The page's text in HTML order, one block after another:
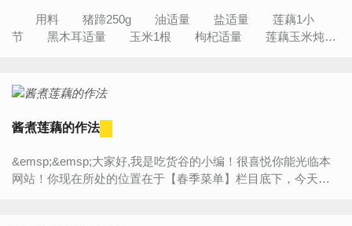
用料 猪蹄250g 油适量 盐适量 莲藕1小
节 黑木耳适量 玉米1根 枸杞适量 莲藕玉米炖猪
酱煮莲藕的作法
&emsp;&emsp;大家好,我是吃货谷的小编！很喜悦你能光临本
网站！你现在所处的位置在于【春季菜单】栏目底下，今天将